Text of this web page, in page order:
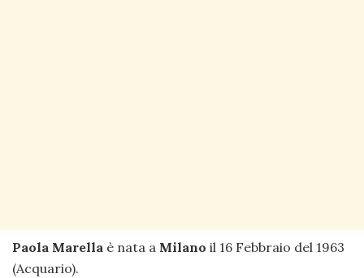
Paola Marella è nata a Milano il 16 Febbraio del 1963
(Acquario).